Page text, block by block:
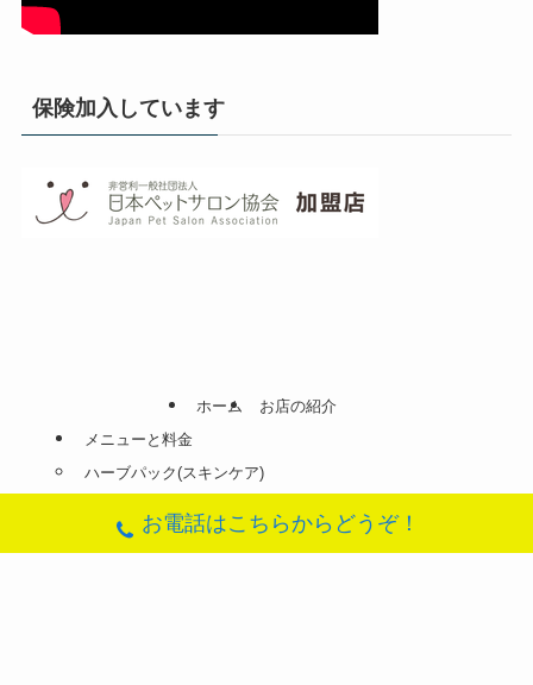
保険加入しています
ホーム
お店の紹介
メニューと料金
ハーブパック(スキンケア)
ナノバブルオゾンシャワー
お電話はこちらからどうぞ！